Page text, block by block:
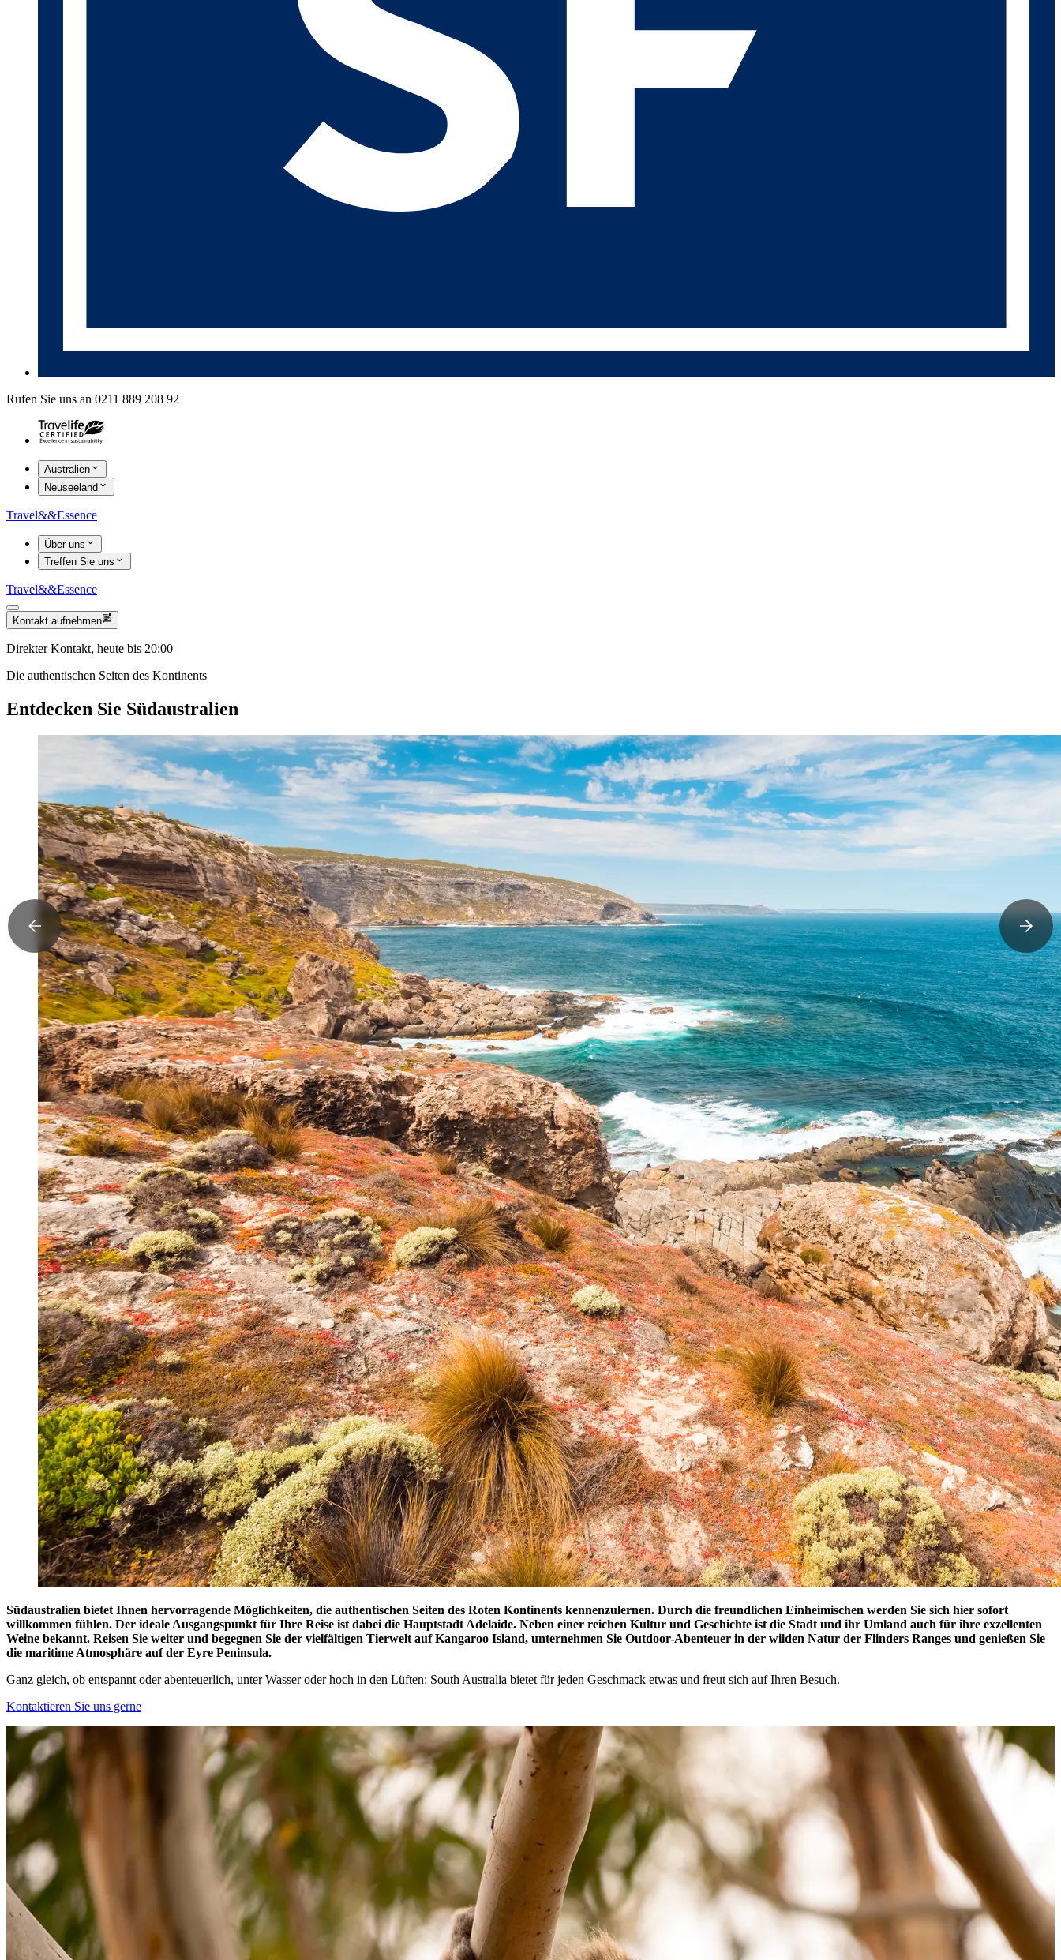
Rufen Sie uns an 0211 889 208 92
Australien
Neuseeland
Travel&&Essence
Über uns
Treffen Sie uns
Travel&&Essence
Kontakt aufnehmen
Direkter Kontakt, heute bis 20:00
Die authentischen Seiten des Kontinents
Entdecken Sie Südaustralien
Südaustralien bietet Ihnen hervorragende Möglichkeiten, die authentischen Seiten des Roten Kontinents kennenzulernen. Durch die freundlichen Einheimischen werden Sie sich hier sofort
willkommen fühlen. Der ideale Ausgangspunkt für Ihre Reise ist dabei die Hauptstadt Adelaide. Neben einer reichen Kultur und Geschichte ist die Stadt und ihr Umland auch für ihre exzellenten
Weine bekannt. Reisen Sie weiter und begegnen Sie der vielfältigen Tierwelt auf Kangaroo Island, unternehmen Sie Outdoor-Abenteuer in der wilden Natur der Flinders Ranges und genießen Sie
die maritime Atmosphäre auf der Eyre Peninsula.
Ganz gleich, ob entspannt oder abenteuerlich, unter Wasser oder hoch in den Lüften: South Australia bietet für jeden Geschmack etwas und freut sich auf Ihren Besuch.
Kontaktieren Sie uns gerne